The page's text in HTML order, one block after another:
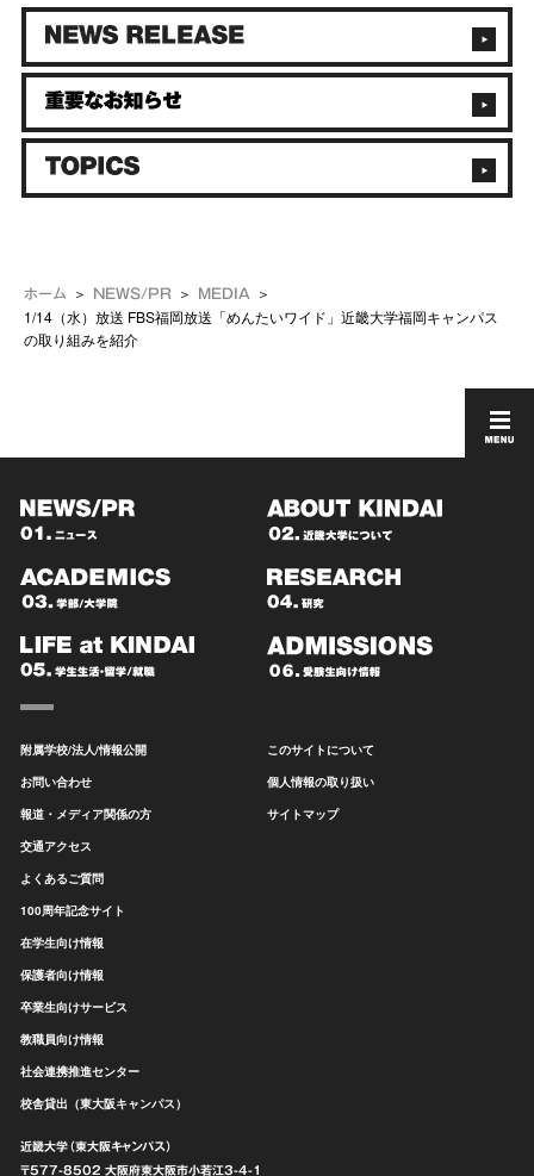
ホーム NEWS/PR MEDIA
1/14（水）放送 FBS福岡放送「めんたいワイド」近畿大学福岡キャンパス
の取り組みを紹介
附属学校/法人/情報公開
お問い合わせ
報道・メディア関係の方
交通アクセス
よくあるご質問
100周年記念サイト
在学生向け情報
保護者向け情報
卒業生向けサービス
教職員向け情報
社会連携推進センター
校舎貸出（東大阪キャンパス）
このサイトについて
個人情報の取り扱い
サイトマップ
近畿大学（東大阪キャンパス）
〒577-8502 大阪府東大阪市小若江3-4-1